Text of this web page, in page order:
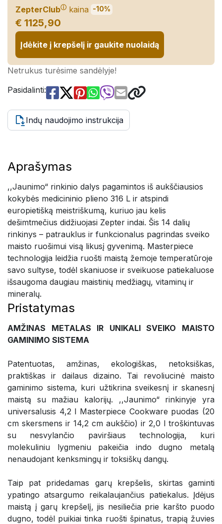
ZepterClubⓘ kaina -10%
€ 1125,90
Įdėkite į krepšelį ir gaukite nuolaidą
Netrukus turėsime sandėlyje!
Pasidalinti:
Indų naudojimo instrukcija
Aprašymas
,,Jaunimo“ rinkinio dalys pagamintos iš aukščiausios
kokybės medicininio plieno 316 L ir atspindi
europietišką meistriškumą, kuriuo jau kelis
dešimtmečius didžiuojasi Zepter indai. Šis 14 dalių
rinkinys – patrauklus ir funkcionalus pagrindas sveiko
maisto ruošimui visą likusį gyvenimą. Masterpiece
technologija leidžia ruošti maistą žemoje temperatūroje
savo sultyse, todėl skaniuose ir sveikuose patiekaluose
išsaugoma daugiau maistinių medžiagų, vitaminų ir
mineralų.
Pristatymas
AMŽINAS METALAS IR UNIKALI SVEIKO MAISTO
GAMINIMO SISTEMA
Patentuotas, amžinas, ekologiškas, netoksiškas,
praktiškas ir dailaus dizaino. Tai revoliucinė maisto
gaminimo sistema, kuri užtikrina sveikesnį ir skanesnį
maistą su mažiau kalorijų. ,,Jaunimo“ rinkinyje yra
universalusis 4,2 l Masterpiece Cookware puodas (20
cm skersmens ir 14,2 cm aukščio) ir 2,0 l troškintuvas
su nesvylančio paviršiaus technologija, kuri
molekuliniu lygmeniu pakeičia indo dugno metalą
nenaudojant kenksmingų ir toksiškų dangų.
Taip pat pridedamas garų krepšelis, skirtas gaminti
ypatingo atsargumo reikalaujančius patiekalus. Įdėjus
maistą į garų krepšelį, jis nesiliečia prie karšto puodo
dugno, todėl puikiai tinka ruošti špinatus, trapią žuvies